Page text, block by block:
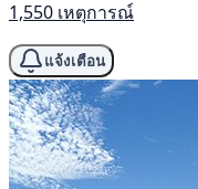
1,550 เหตุการณ์
แจ้งเตือน